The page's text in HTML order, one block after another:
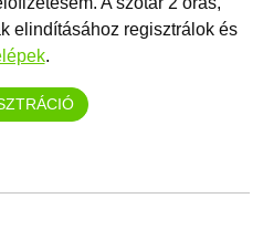
elindításához regisztrálok és
.